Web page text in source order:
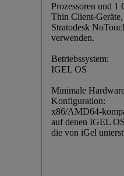
Prozessoren und
Thin Client-Geräte,
Stratodesk
verwenden.
Betriebssystem:
IGEL OS
Minimale
Konfiguration:
x86/AMD64-
auf denen IGEL
die von iGel